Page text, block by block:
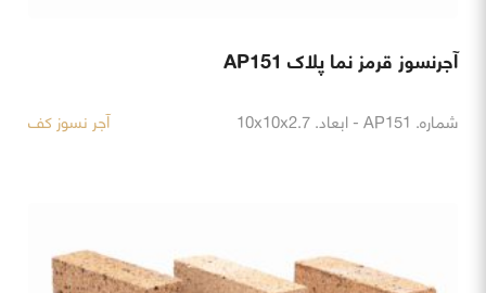
آجرنسوز قرمز نما پلاک AP151
شماره. AP151 - ابعاد. 10x10x2.7 آجر نسوز کف